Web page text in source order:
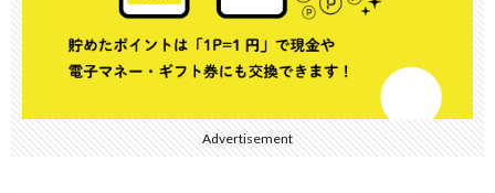
Advertisement